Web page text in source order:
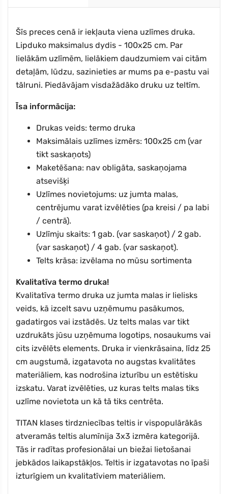
Šīs preces cenā ir iekļauta viena uzlīmes druka.
Lipduko maksimalus dydis - 100x25 cm. Par
lielākām uzlīmēm, lielākiem daudzumiem vai citām
detaļām, lūdzu, sazinieties ar mums pa e-pastu vai
tālruni. Piedāvājam visdažādāko druku uz teltīm.
Īsa informācija:
Drukas veids: termo druka
Maksimālais uzlīmes izmērs: 100x25 cm (var
tikt saskaņots)
Maketēšana: nav obligāta, saskaņojama
atsevišķi
Uzlīmes novietojums: uz jumta malas,
centrējumu varat izvēlēties (pa kreisi / pa labi
/ centrā).
Uzlīmju skaits: 1 gab. (var saskaņot) / 2 gab.
(var saskaņot) / 4 gab. (var saskaņot).
Telts krāsa: izvēlama no mūsu sortimenta
Kvalitatīva termo druka!
Kvalitatīva termo druka uz jumta malas ir lielisks
veids, kā izcelt savu uzņēmumu pasākumos,
gadatirgos vai izstādēs. Uz telts malas var tikt
uzdrukāts jūsu uzņēmuma logotips, nosaukums vai
cits izvēlēts elements. Druka ir vienkrāsaina, līdz 25
cm augstumā, izgatavota no augstas kvalitātes
materiāliem, kas nodrošina izturību un estētisku
izskatu. Varat izvēlēties, uz kuras telts malas tiks
uzlīme novietota un kā tā tiks centrēta.
TITAN klases tirdzniecības teltis ir vispopulārākās
atveramās teltis alumīnija 3x3 izmēra kategorijā.
Tās ir radītas profesionālai un biežai lietošanai
jebkādos laikapstākļos. Teltis ir izgatavotas no īpaši
izturīgiem un kvalitatīviem materiāliem.